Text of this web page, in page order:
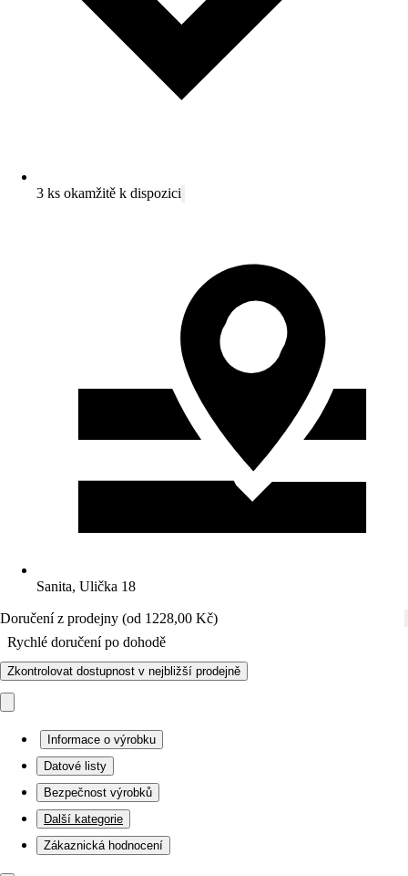
3 ks okamžitě k dispozici
Sanita, Ulička 18
Doručení z prodejny (od 1228,00 Kč)
Rychlé doručení po dohodě
Zkontrolovat dostupnost v nejbližší prodejně
Informace o výrobku
Datové listy
Bezpečnost výrobků
Další kategorie
Zákaznická hodnocení